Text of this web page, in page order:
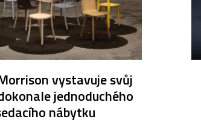
vystavuje svůj
jednoduchého
nábytku